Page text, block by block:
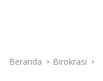
Beranda Birokrasi